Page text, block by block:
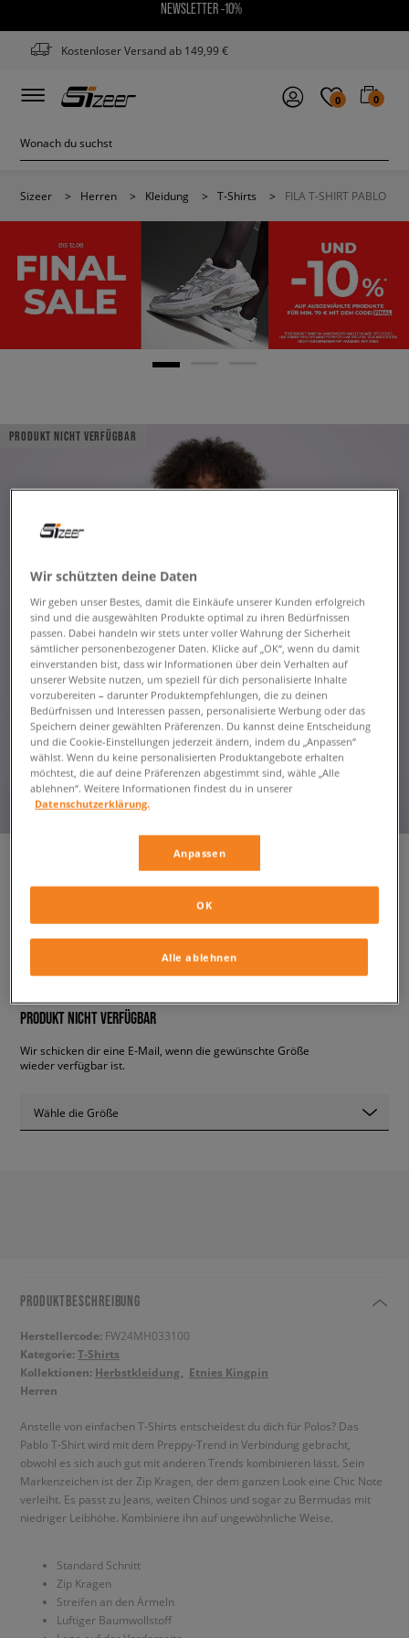
NEWSLETTER -10%
Kostenloser Versand ab 149,99 €
0 0
Sizeer > Herren > Kleidung > T-Shirts > FILA T-SHIRT PABLO
PRODUKT NICHT VERFÜGBAR
herren, t-shirts
19,99 €
PRODUKT NICHT VERFÜGBAR
Wir schicken dir eine E-Mail, wenn die gewünschte Größe
wieder verfügbar ist.
Wähle die Größe
PRODUKTBESCHREIBUNG
Herstellercode: FW24MH033100
Kategorie:T-Shirts
Kollektionen: Herbstkleidung
Etnies Kingpin
Herren
Anstelle von einfachen T-Shirts entscheidest du dich für Polos? Das
Pablo T-Shirt wird mit dem Preppy-Trend in Verbindung gebracht,
obwohl es sich auch gut mit anderen Trends kombinieren lässt. Sein
Markenzeichen ist der Zip Kragen, der dem ganzen Look eine Chic Note
verleiht. Es passt zu Jeans, weiten Chinos und sogar zu Bermudas mit
niedriger Leibhöhe. Kombiniere ihn auf ungewöhnliche Weise.
Standard Schnitt
Zip Kragen
Streifen an den Ärmeln
Luftiger Baumwollstoff
Wir schützten deine Daten
Wir geben unser Bestes, damit die Einkäufe unserer Kunden erfolgreich
sind und die ausgewählten Produkte optimal zu ihren Bedürfnissen
passen. Dabei handeln wir stets unter voller Wahrung der Sicherheit
sämtlicher personenbezogener Daten. Klicke auf „OK“, wenn du damit
einverstanden bist, dass wir Informationen über dein Verhalten auf
unserer Website nutzen, um speziell für dich personalisierte Inhalte
vorzubereiten – darunter Produktempfehlungen, die zu deinen
Bedürfnissen und Interessen passen, personalisierte Werbung oder das
Speichern deiner gewählten Präferenzen. Du kannst deine Entscheidung
und die Cookie-Einstellungen jederzeit ändern, indem du „Anpassen“
wählst. Wenn du keine personalisierten Produktangebote erhalten
möchtest, die auf deine Präferenzen abgestimmt sind, wähle „Alle
ablehnen“. Weitere Informationen findest du in unserer
Datenschutzerklärung.
Anpassen
Alle ablehnen
OK